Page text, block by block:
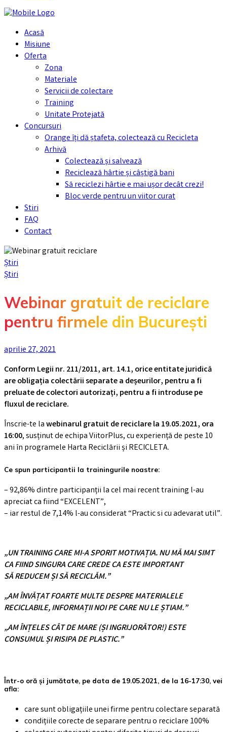
Acasă
Misiune
Oferta
Zona
Materiale
Servicii de colectare
Training
Unitate Protejată
Concursuri
Orange îți dă ștafeta, colectează cu Recicleta
Arhivă
Colectează și salvează
Reciclează hârtie și câștigă bani
Să reciclezi hârtie e mai ușor decât crezi!
Bloc verde pentru un viitor curat
Stiri
FAQ
Contact
Știri
Știri
Webinar gratuit de reciclare
pentru firmele din București
aprilie 27, 2021
Conform Legii nr. 211/2011, art. 14.1, oriceentitatejuridică
areobligația colectăriiseparate a deșeurilor, pentru a fi
preluatede colectori autorizați, pentru a fi introduse pe
fluxul de reciclare.
Înscrie-te lawebinarul gratuit de reciclare la 19.05.2021, ora
16:00, susținut de echipa ViitorPlus, cu experiență de peste 10
ani în programele Harta Reciclării și RECICLETA.
Ce spun participantii la trainingurile noastre:
– 92,86% dintre participanții la cel mai recent training l-au
apreciat ca fiind “EXCELENT”,
– iar restul de 7,14% l-au considerat “Practic si cu adevarat util”.
„UN TRAINING CARE MI-A SPORIT MOTIVAȚIA. NU MĂ MAI SIMT
CA FIIND SINGURA CARE CREDE CA ESTE IMPORTANT
SĂ REDUCEM ȘI SĂ RECICLĂM.”
„AM ÎNVĂȚAT FOARTE MULTE DESPRE MATERIALELE
RECICLABILE, INFORMAȚII NOI PE CARE NU LE ȘTIAM.”
„AM ÎNȚELES CÂT DE MARE (ȘI INGRIJORĂTOR!) ESTE
CONSUMUL ȘI RISIPA DE PLASTIC.”
Într-o oră și jumătate, pe data de 19.05.2021, de la 16-17:30, vei
afla:
care sunt obligațiile unei firme pentru colectare separată
condițiile corecte de separare pentru o reciclare 100%